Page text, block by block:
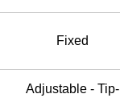
Fixed
Adjustable - Tip-